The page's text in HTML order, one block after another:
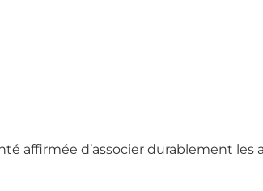
affirmée d’associer durablement les